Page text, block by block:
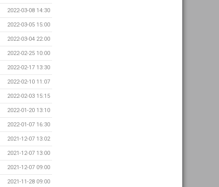
2022-03-08 14:30
2022-03-05 15:00
2022-03-04 22:00
2022-02-25 10:00
2022-02-17 13:30
2022-02-10 11:07
2022-02-03 15:15
2022-01-20 13:10
2022-01-07 16:30
2021-12-07 13:02
2021-12-07 13:00
2021-12-07 09:00
2021-11-28 09:00